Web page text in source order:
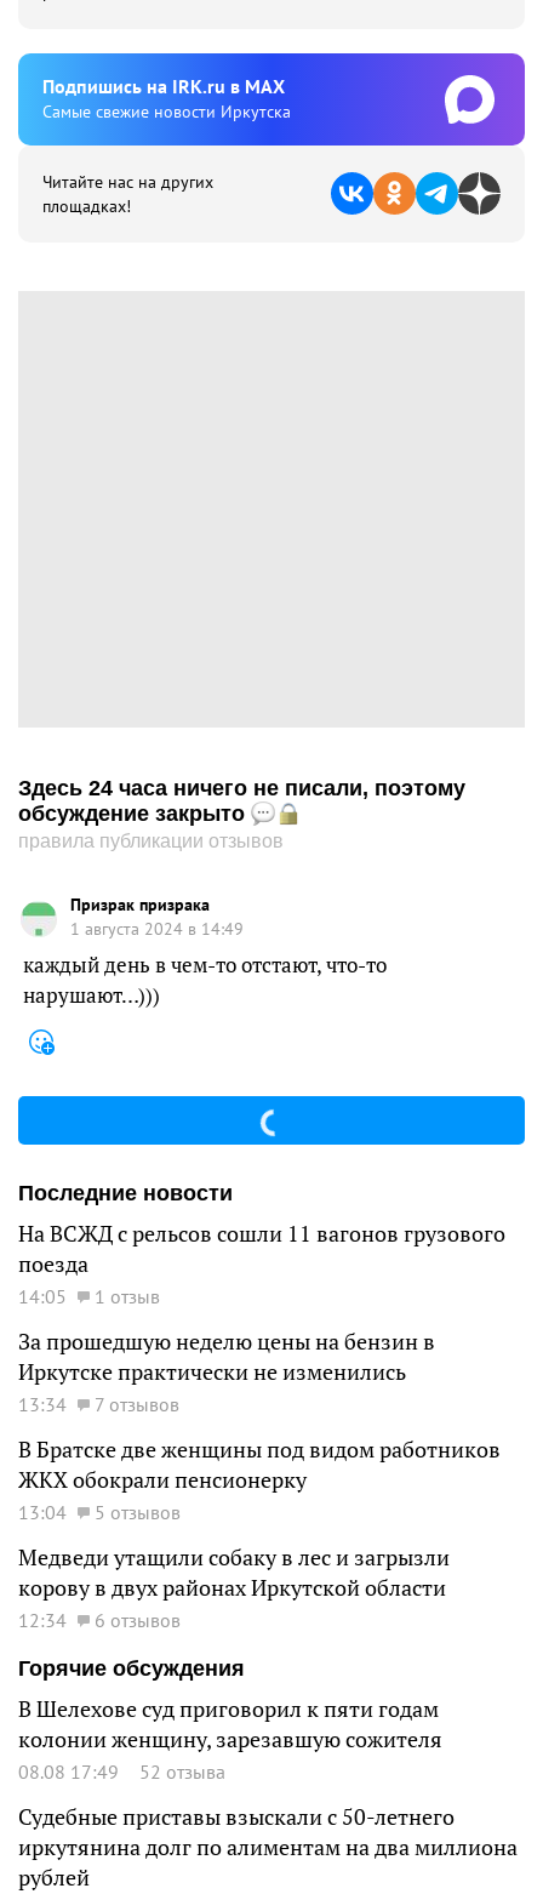
Подпишиcь на IRK.ru в MAX
Cамые свежие новости Иркутска
Читайте нас на других
площадках!
Здесь 24 часа ничего не писали, поэтому
обсуждение закрыто
правила публикации отзывов
Призрак призрака
1 августа 2024 в 14:49
каждый день в чем-то отстают, что-то
нарушают…)))
Последние новости
На ВСЖД с рельсов сошли 11 вагонов грузового
поезда
14:05 1 отзыв
За прошедшую неделю цены на бензин в
Иркутске практически не изменились
13:34 7 отзывов
В Братске две женщины под видом работников
ЖКХ обокрали пенсионерку
13:04 5 отзывов
Медведи утащили собаку в лес и загрызли
корову в двух районах Иркутской области
12:34
6 отзывов
Горячие обсуждения
В Шелехове суд приговорил к пяти годам
колонии женщину, зарезавшую сожителя
08.08 17:49 52 отзыва
Судебные приставы взыскали с 50-летнего
иркутянина долг по алиментам на два миллиона
рублей